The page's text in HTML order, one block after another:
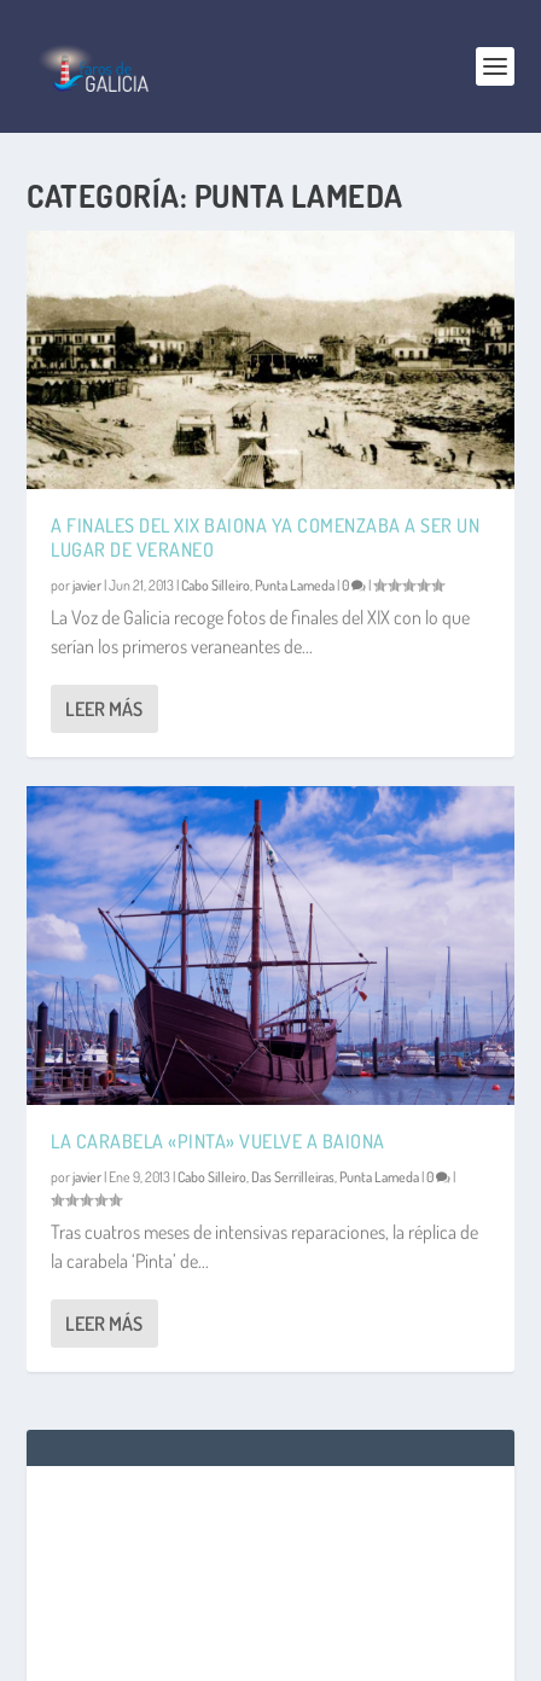
CATEGORÍA: PUNTA LAMEDA
A FINALES DEL XIX BAIONA YA COMENZABA A SER UN
LUGAR DE VERANEO
porjavier|Jun 21, 2013|Cabo Silleiro Punta Lameda|0 |
La Voz de Galicia recoge fotos de finales del XIX con lo que
serían los primeros veraneantes de...
LEER MÁS
LA CARABELA «PINTA» VUELVE A BAIONA
porjavier| Ene 9, 2013|Cabo Silleiro Das Serrilleiras Punta Lameda|0 |
Tras cuatros meses de intensivas reparaciones, la réplica de
la carabela ‘Pinta’ de...
LEER MÁS